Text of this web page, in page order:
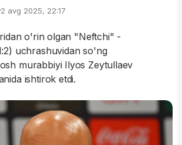
2 avg 2025, 22:17
o'rin olgan "Neftchi" -
uchrashuvidan so'ng
murabbiyi Ilyos Zeytullaev
ishtirok etdi.